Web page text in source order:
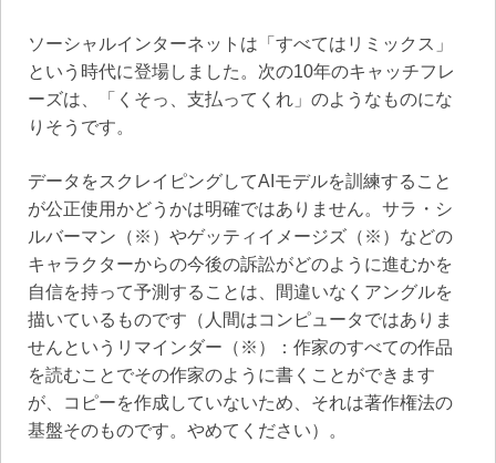
ソーシャルインターネットは「すべてはリミックス」
という時代に登場しました。次の10年のキャッチフレ
ーズは、「くそっ、支払ってくれ」のようなものにな
りそうです。
データをスクレイピングしてAIモデルを訓練すること
が公正使用かどうかは明確ではありません。サラ・シ
ルバーマン（※）やゲッティイメージズ（※）などの
キャラクターからの今後の訴訟がどのように進むかを
自信を持って予測することは、間違いなくアングルを
描いているものです（人間はコンピュータではありま
せんというリマインダー（※）：作家のすべての作品
を読むことでその作家のように書くことができます
が、コピーを作成していないため、それは著作権法の
基盤そのものです。やめてください）。